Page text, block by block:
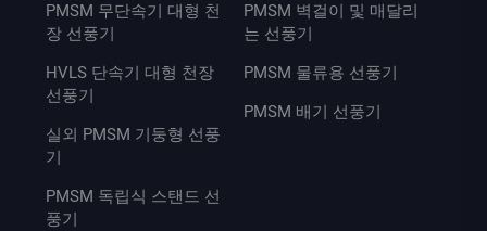
PMSM 무단속기 대형 천
장 선풍기
HVLS 단속기 대형 천장
선풍기
실외 PMSM 기둥형 선풍
기
PMSM 독립식 스탠드 선
풍기
PMSM 벽걸이 및 매달리
는 선풍기
PMSM 물류용 선풍기
PMSM 배기 선풍기